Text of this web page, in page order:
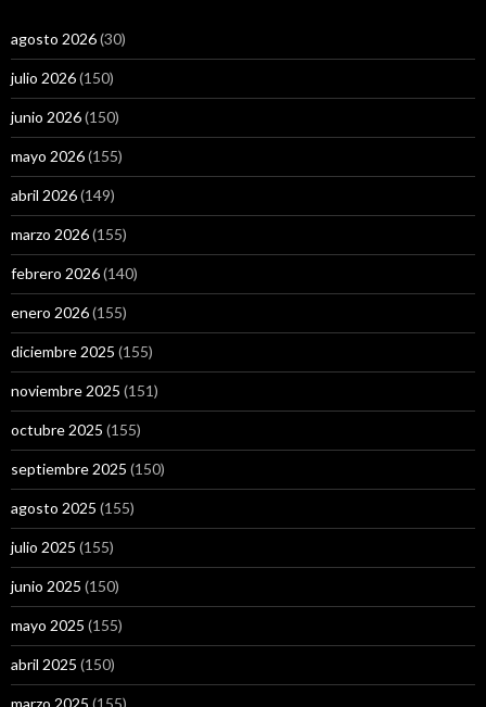
agosto 2026(30)
julio 2026(150)
junio 2026(150)
mayo 2026(155)
abril 2026(149)
marzo 2026(155)
febrero 2026(140)
enero 2026(155)
diciembre 2025 (155)
noviembre 2025 (151)
octubre 2025 (155)
septiembre 2025 (150)
agosto 2025 (155)
julio 2025 (155)
junio 2025 (150)
mayo 2025 (155)
abril 2025 (150)
marzo 2025 (155)